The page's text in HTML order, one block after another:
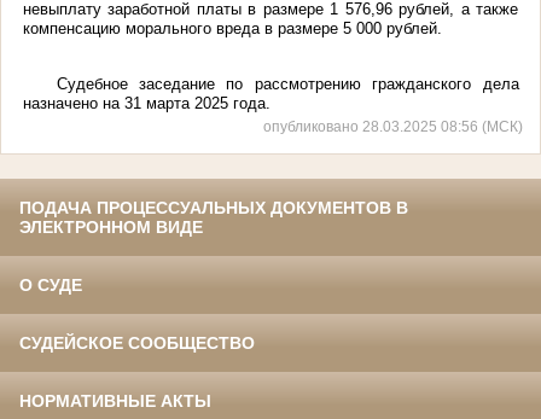
невыплату заработной платы в размере 1 576,96 рублей, а также
компенсацию морального вреда в размере 5 000 рублей.
Судебное заседание по рассмотрению гражданского дела
назначено на 31 марта 2025 года.
опубликовано 28.03.2025 08:56 (МСК)
ПОДАЧА ПРОЦЕССУАЛЬНЫХ ДОКУМЕНТОВ В
ЭЛЕКТРОННОМ ВИДЕ
О СУДЕ
СУДЕЙСКОЕ СООБЩЕСТВО
НОРМАТИВНЫЕ АКТЫ